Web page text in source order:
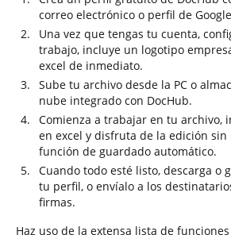
correo electrónico o perfil de
Una vez que tengas tu cuenta,
trabajo, incluye un logotipo
excel de inmediato.
Sube tu archivo desde la PC o
nube integrado con DocHub.
Comienza a trabajar en tu archivo,
en excel y disfruta de la edición sin
función de guardado automático.
Cuando todo esté listo, descarga o
tu perfil, o envíalo a los
firmas.
Haz uso de la extensa lista de